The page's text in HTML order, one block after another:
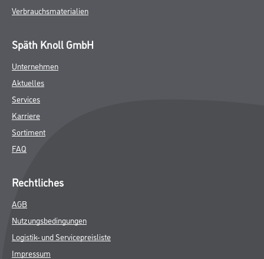
Verbrauchsmaterialien
Späth Knoll GmbH
Unternehmen
Aktuelles
Services
Karriere
Sortiment
FAQ
Rechtliches
AGB
Nutzungsbedingungen
Logistik- und Servicepreisliste
Impressum